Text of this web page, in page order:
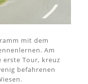
mit dem
Am
erste Tour, kreuz
befahrenen